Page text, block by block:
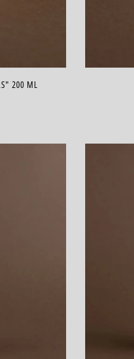
200 ML